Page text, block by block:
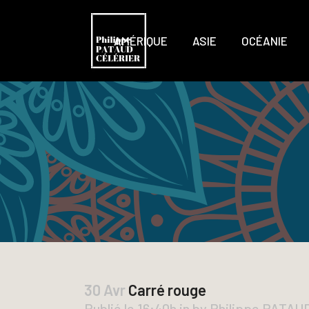
AMÉRIQUE ASIE OCÉANIE
30 Avr Carré rouge